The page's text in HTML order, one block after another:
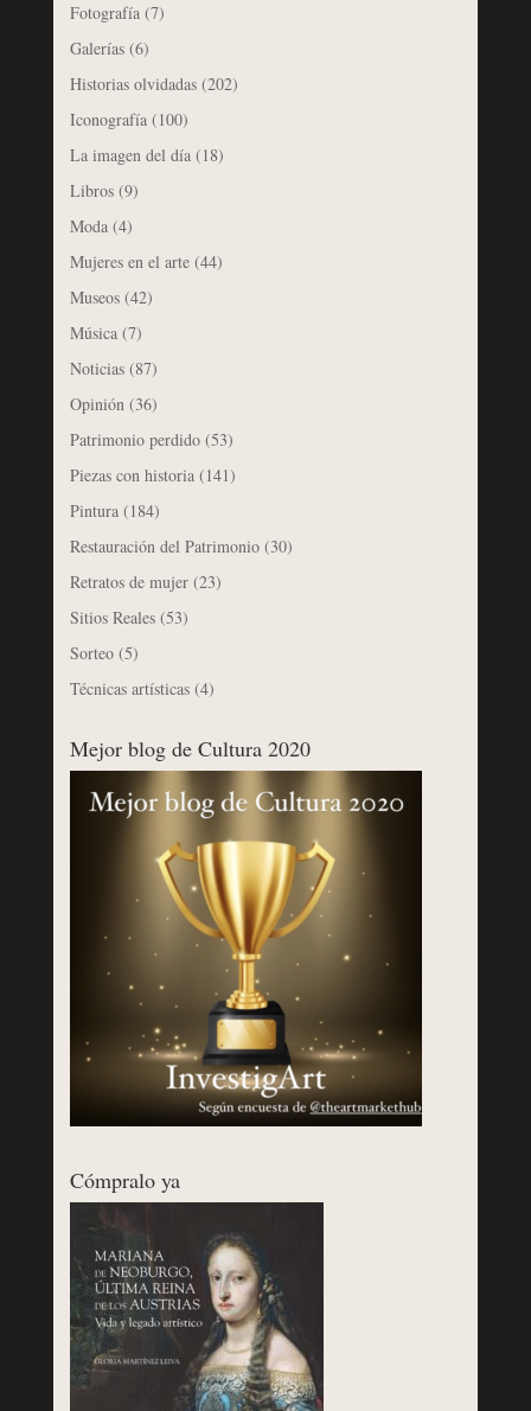
Fotografía(7)
Galerías(6)
Historias olvidadas(202)
Iconografía(100)
La imagen del día(18)
Libros(9)
Moda(4)
Mujeres en el arte(44)
Museos(42)
Música(7)
Noticias(87)
Opinión(36)
Patrimonio perdido(53)
Piezas con historia(141)
Pintura(184)
Restauración del Patrimonio(30)
Retratos de mujer(23)
Sitios Reales(53)
Sorteo(5)
Técnicas artísticas(4)
Mejor blog de Cultura 2020
Cómpralo ya